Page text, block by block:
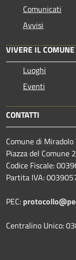
Comunicati
Avvisi
VIVERE IL COMUNE
Luoghi
Eventi
CONTATTI
Comune di Miradolo
Piazza del Comune
Codice Fiscale:
Partita IVA:
PEC:
Centralino Unico: